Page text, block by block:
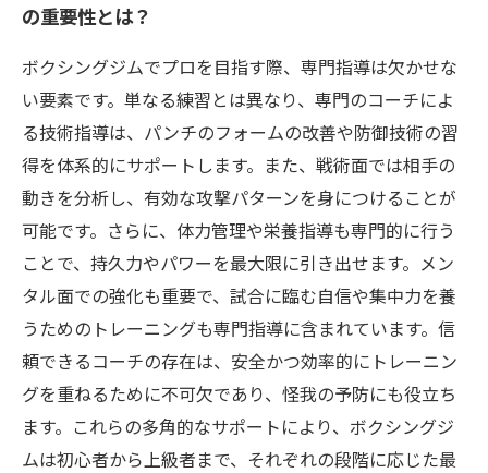
専門指導の総まとめ：ジムで学ぶべき5つのポイ
ントと成功事例
プロを目指す全ての人へ贈る、ボクシングジム
の専門指導がもたらす成長の実感
あなたの夢を現実に！ボクシングジムで輝く未
来を掴むために
の重要性とは？
ボクシングジムでプロを目指す際、専門指導は欠かせな
い要素です。単なる練習とは異なり、専門のコーチによ
る技術指導は、パンチのフォームの改善や防御技術の習
得を体系的にサポートします。また、戦術面では相手の
動きを分析し、有効な攻撃パターンを身につけることが
可能です。さらに、体力管理や栄養指導も専門的に行う
ことで、持久力やパワーを最大限に引き出せます。メン
タル面での強化も重要で、試合に臨む自信や集中力を養
うためのトレーニングも専門指導に含まれています。信
頼できるコーチの存在は、安全かつ効率的にトレーニン
グを重ねるために不可欠であり、怪我の予防にも役立ち
ます。これらの多角的なサポートにより、ボクシングジ
ムは初心者から上級者まで、それぞれの段階に応じた最